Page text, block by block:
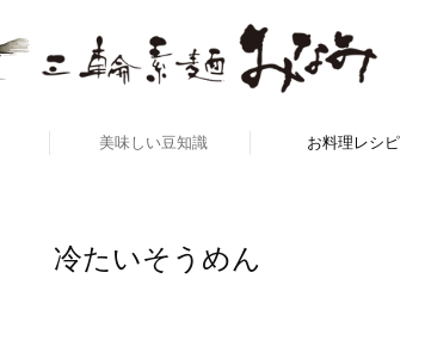
美味しい豆知識 お料理レシピ
冷たいそうめん